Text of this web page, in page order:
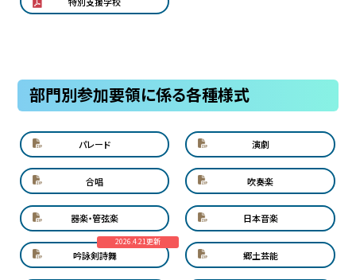
部門別参加要領に係る各種様式
パレード 演劇
合唱 吹奏楽
器楽・管弦楽 日本音楽
2026.4.21更新
吟詠剣詩舞 郷土芸能